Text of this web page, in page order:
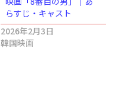
らすじ・キャスト
2026年2月3日
韓国映画